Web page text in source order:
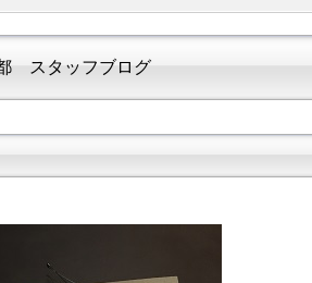
スタッフブログ